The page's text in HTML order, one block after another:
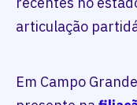
articulação
Em Campo